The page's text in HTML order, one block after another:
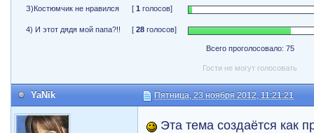
З)Костюмчик не нравился [ 1 голосов]
4) И этот дядя мой папа?!! [ 28голосов]
Всего проголосовало: 75
Гости не могут голосовать
YaNik Пятница, 23 ноября 2012, 11:21:21
Эта тема создаётся как